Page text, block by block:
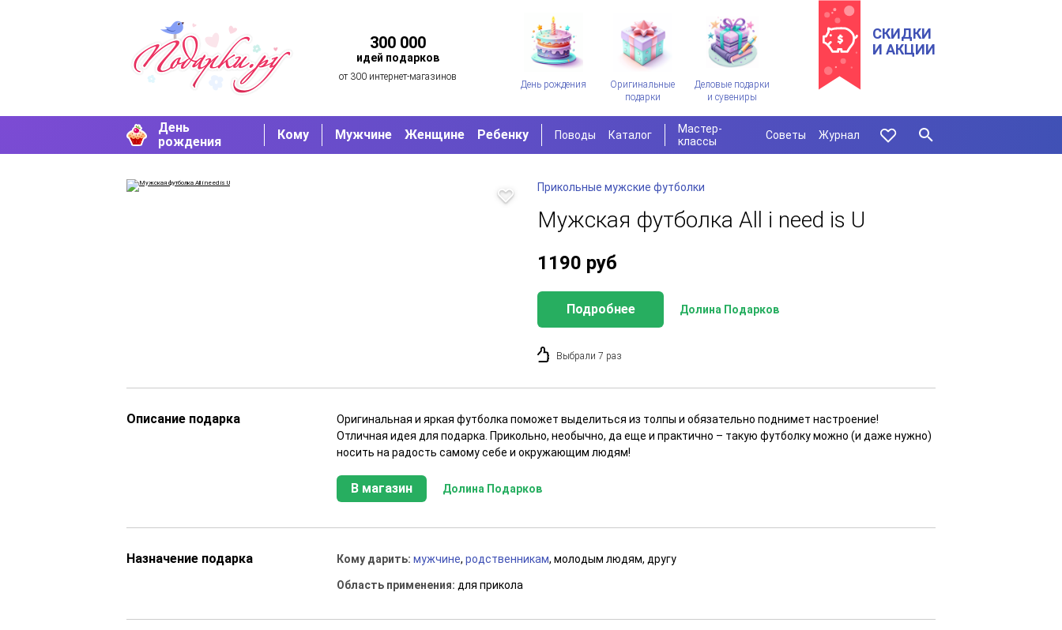
300 000
идей подарков
от 300 интернет-магазинов
День рождения
Оригинальные
подарки
Деловые подарки
и сувениры
СКИДКИ
И АКЦИИ
День
рождения
Кому Мужчине Женщине Ребенку Поводы Каталог
Мастер-
классы
Советы Журнал
Прикольные мужские футболки
Мужская футболка All i need is U
1190 руб
Подробнее Долина Подарков
Выбрали 7 раз
Описание подарка
Оригинальная и яркая футболка поможет выделиться из толпы и обязательно поднимет настроение!
Отличная идея для подарка. Прикольно, необычно, да еще и практично – такую футболку можно (и даже нужно)
носить на радость самому себе и окружающим людям!
В магазин Долина Подарков
Назначение подарка Кому дарить:мужчине,родственникам, молодым людям, другу
Область применения:для прикола